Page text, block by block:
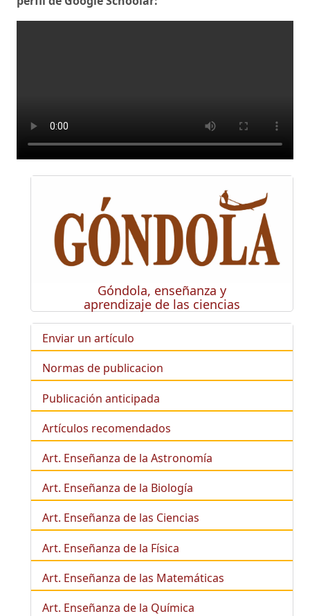
Góndola, enseñanza y
aprendizaje de las ciencias
Enviar un artículo
Normas de publicacion
Publicación anticipada
Artículos recomendados
Art. Enseñanza de la Astronomía
Art. Enseñanza de la Biología
Art. Enseñanza de las Ciencias
Art. Enseñanza de la Física
Art. Enseñanza de las Matemáticas
Art. Enseñanza de la Química